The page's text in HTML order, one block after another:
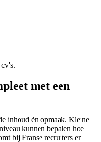
met een
inhoud én opmaak. Kleine
kunnen bepalen hoe
bij Franse recruiters en